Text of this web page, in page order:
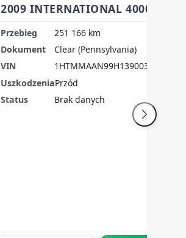
Przebieg
251 166 km
Dokument
Clear (Pennsylvania)
VIN
1HTMMAAN99H139003
UszkodzeniaPrzód
Status
Brak danych